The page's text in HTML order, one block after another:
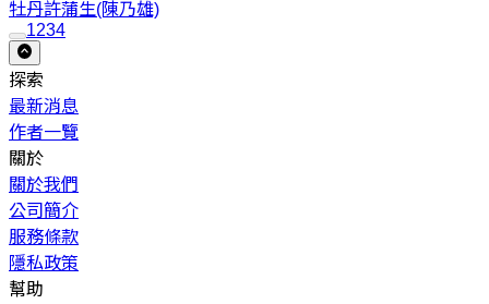
牡丹許蒲生(陳乃雄)
1234
探索
最新消息
作者一覽
關於
關於我們
公司簡介
服務條款
隱私政策
幫助